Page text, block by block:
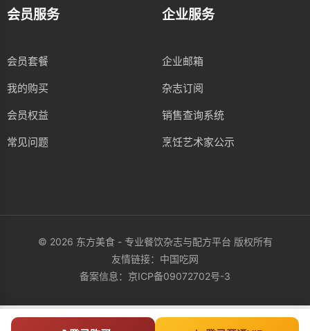
会员服务
会员套餐
我的购买
会员权益
常见问题
企业服务
企业邮箱
杂志订阅
销售查询系统
烹饪艺术家公示
© 2026 东方美食 - 专业餐饮杂志与配方平台 版权所有
友情链接： 中国吃网
备案信息： 京ICP备09072702号-3